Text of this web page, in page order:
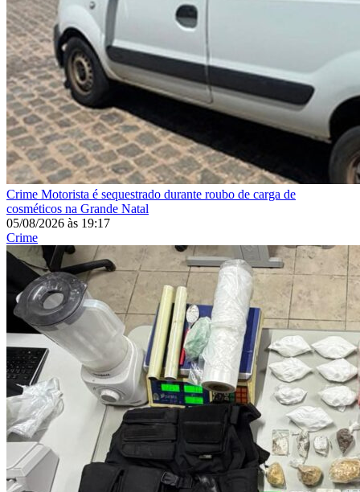
Crime Motorista é sequestrado durante roubo de carga de
cosméticos na Grande Natal
05/08/2026 às 19:17
Crime